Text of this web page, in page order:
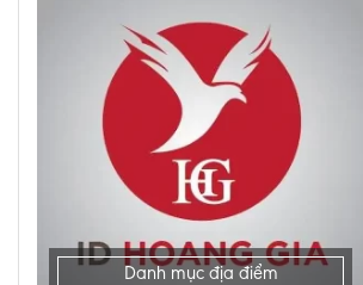
Danh mục địa điểm